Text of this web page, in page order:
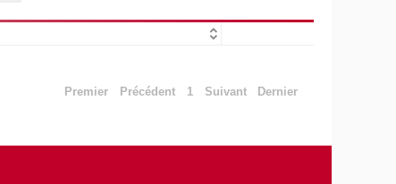
Premier Précédent 1 Suivant Dernier